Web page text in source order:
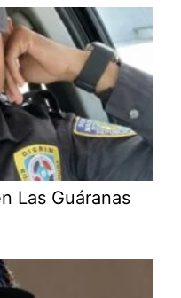
Las Guáranas